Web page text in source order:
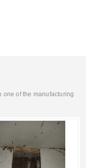
one of the manufacturing